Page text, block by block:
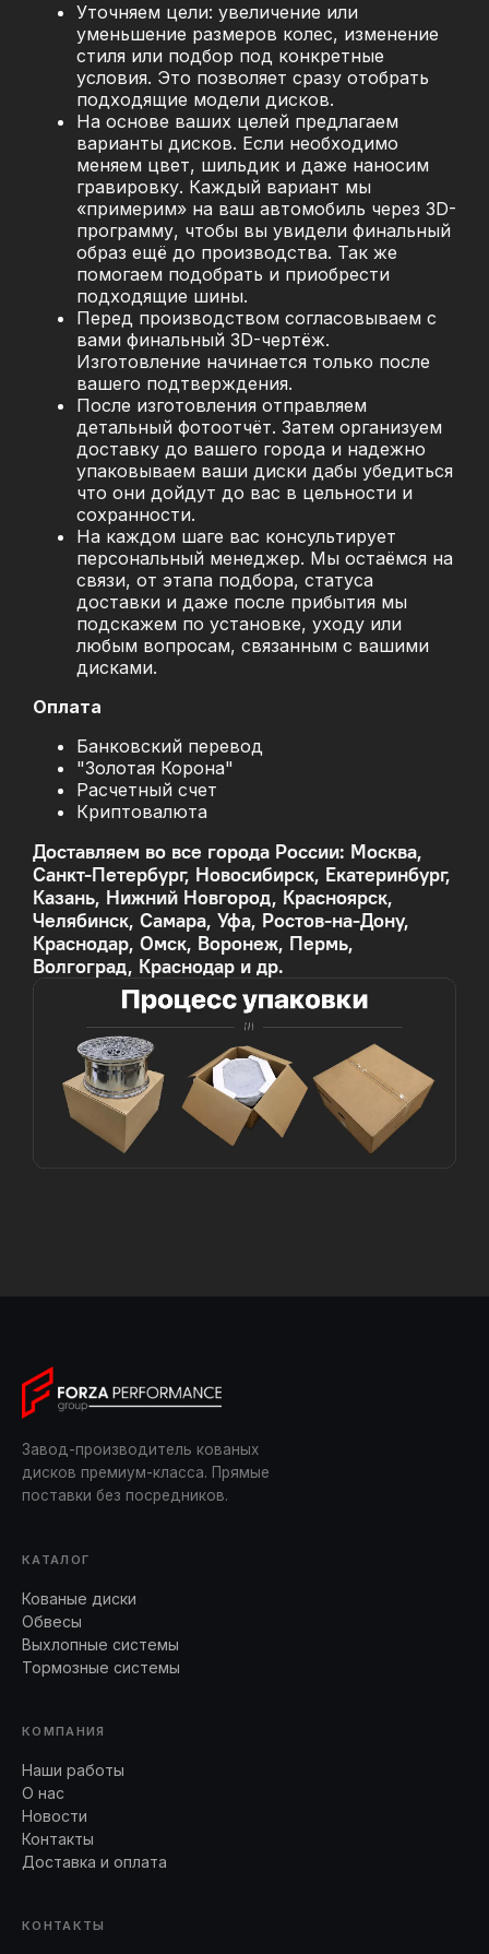
Уточняем цели: увеличение или
уменьшение размеров колес, изменение
стиля или подбор под конкретные
условия. Это позволяет сразу отобрать
подходящие модели дисков.
На основе ваших целей предлагаем
варианты дисков. Если необходимо
меняем цвет, шильдик и даже наносим
гравировку. Каждый вариант мы
«примерим» на ваш автомобиль через 3D-
программу, чтобы вы увидели финальный
образ ещё до производства. Так же
помогаем подобрать и приобрести
подходящие шины.
Перед производством согласовываем с
вами финальный 3D-чертёж.
Изготовление начинается только после
вашего подтверждения.
После изготовления отправляем
детальный фотоотчёт. Затем организуем
доставку до вашего города и надежно
упаковываем ваши диски дабы убедиться
что они дойдут до вас в цельности и
сохранности.
На каждом шаге вас консультирует
персональный менеджер. Мы остаёмся на
связи, от этапа подбора, статуса
доставки и даже после прибытия мы
подскажем по установке, уходу или
любым вопросам, связанным с вашими
дисками.
Оплата
Банковский перевод
"Золотая Корона"
Расчетный счет
Криптовалюта
Доставляем во все города России: Москва,
Санкт-Петербург, Новосибирск, Екатеринбург,
Казань, Нижний Новгород, Красноярск,
Челябинск, Самара, Уфа, Ростов-на-Дону,
Краснодар, Омск, Воронеж, Пермь,
Волгоград, Краснодар и др.
Завод-производитель кованых
дисков премиум-класса. Прямые
поставки без посредников.
КАТАЛОГ
Кованые диски
Обвесы
Выхлопные системы
Тормозные системы
КОМПАНИЯ
Наши работы
О нас
Новости
Контакты
Доставка и оплата
КОНТАКТЫ